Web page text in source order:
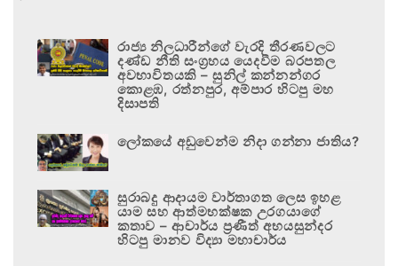
රාජ්‍ය නිලධාරීන්ගේ වැරදි තීරණවලට
දණ්ඩ නීති සංග්‍රහය යෙදවීම බරපතල
අවභාවිතයකි – සුනිල් කන්නන්ගර
කොළඹ, රත්නපුර, අම්පාර හිටපු මහ
දිසාපති
ලෝකයේ අඩුවෙන්ම නිදා ගන්නා ජාතිය?
සුරාබදු ආදායම වාර්තාගත ලෙස ඉහළ
යාම සහ ආත්මභක්ෂක උරගයාගේ
කතාව – ආචාර්ය ප්‍රණීත් අභයසුන්දර
හිටපු මානව විද්‍යා මහාචාර්ය